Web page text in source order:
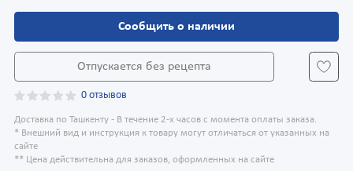
Сообщить о наличии
Отпускается без рецепта
0 отзывов
Доставка по Ташкенту - В течение 2-х часов с момента оплаты заказа.
* Внешний вид и инструкция к товару могут отличаться от указанных на
сайте
** Цена действительна для заказов, оформленных на сайте